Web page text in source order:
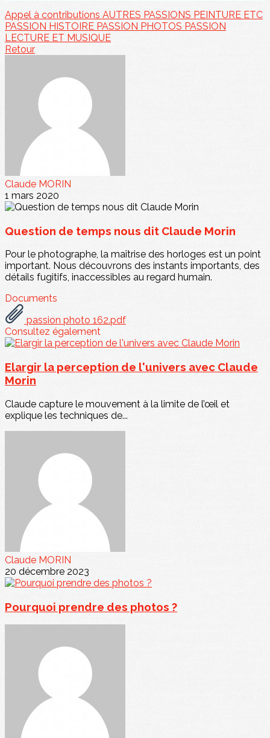
Appel à contributions AUTRES PASSIONS PEINTURE ETC
PASSION HISTOIRE PASSION PHOTOS PASSION
LECTURE ET MUSIQUE
Retour
Claude MORIN
1 mars 2020
Question de temps nous dit Claude Morin
Pour le photographe, la maîtrise des horloges est un point
important. Nous découvrons des instants importants, des
détails fugitifs, inaccessibles au regard humain.
Documents
passion photo 162.pdf
Consultez également
Elargir la perception de l'univers avec Claude
Morin
Claude capture le mouvement à la limite de l’œil et
explique les techniques de...
Claude MORIN
20 décembre 2023
Pourquoi prendre des photos ?